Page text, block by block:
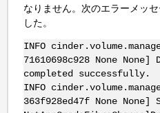
なりません。次のエラーメッ
した。
INFO
71610698c928 None
completed successfully.
INFO
363f928ed47f None